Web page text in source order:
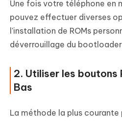
Une fois votre téléphone en
pouvez effectuer diverses
l'installation de ROMs
déverrouillage du
2. Utiliser les boutons
Bas
La méthode la plus